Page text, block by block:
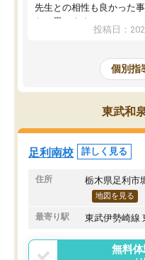
先生との相性も良かった
たと思います。
投稿日：
個別指
東武和
足利南校 詳しく見る
住所 栃木県足利市
地図を見る
最寄り駅 東武伊勢崎線
無料